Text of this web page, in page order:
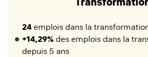
24 emplois dans la
+14,29% des emplois dans la
depuis 5 ans